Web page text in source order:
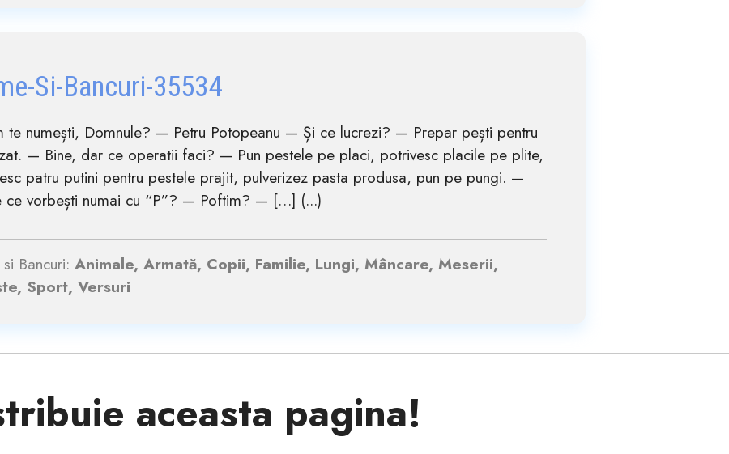
Si-Bancuri-35534
te numești, Domnule? — Petru Potopeanu — Și ce lucrezi? — Prepar pești pentru
— Bine, dar ce operatii faci? — Pun pestele pe placi, potrivesc placile pe plite,
patru putini pentru pestele prajit, pulverizez pasta produsa, pun pe pungi. —
ce vorbești numai cu “P”? — Poftim? — […] (...)
si Bancuri:Animale, Armată, Copii, Familie, Lungi, Mâncare, Meserii,
Sport, Versuri
aceasta pagina!